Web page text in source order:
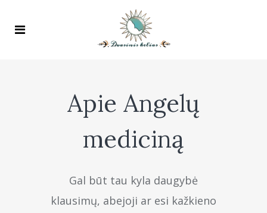
Apie Angelų
mediciną
Gal būt tau kyla daugybė
klausimų, abejoji ar esi kažkieno